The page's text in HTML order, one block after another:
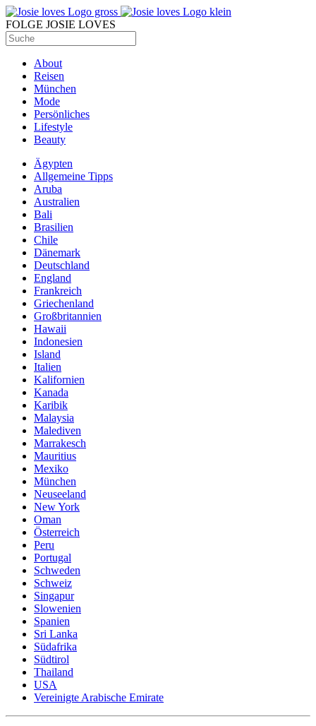
FOLGE JOSIE LOVES
About
Reisen
München
Mode
Persönliches
Lifestyle
Beauty
Ägypten
Allgemeine Tipps
Aruba
Australien
Bali
Brasilien
Chile
Dänemark
Deutschland
England
Frankreich
Griechenland
Großbritannien
Hawaii
Indonesien
Island
Italien
Kalifornien
Kanada
Karibik
Malaysia
Malediven
Marrakesch
Mauritius
Mexiko
München
Neuseeland
New York
Oman
Österreich
Peru
Portugal
Schweden
Schweiz
Singapur
Slowenien
Spanien
Sri Lanka
Südafrika
Südtirol
Thailand
USA
Vereinigte Arabische Emirate